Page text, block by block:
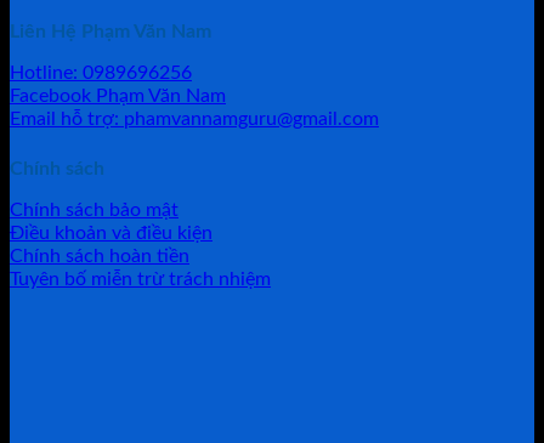
Liên Hệ Phạm Văn Nam
Hotline: 0989696256
Facebook Phạm Văn Nam
Email hỗ trợ: phamvannamguru@gmail.com
Chính sách
Chính sách bảo mật
Điều khoản và điều kiện
Chính sách hoàn tiền
Tuyên bố miễn trừ trách nhiệm